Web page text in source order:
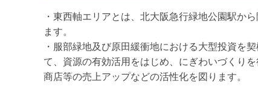
・東西軸エリアとは、北大阪急行緑地公園駅か
ます。
・服部緑地及び原田緩衝地における大型投資を
て、資源の有効活用をはじめ、にぎわいづくり
商店等の売上アップなどの活性化を図ります。